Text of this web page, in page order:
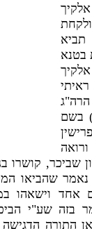
אלקיך
ולקחת
בטנא
אלקיך
ראיתי
"ג
בשם
שביכר, קושרו
נאמר שהביאו
אחד וישאהו
בזה שע"י
התורה